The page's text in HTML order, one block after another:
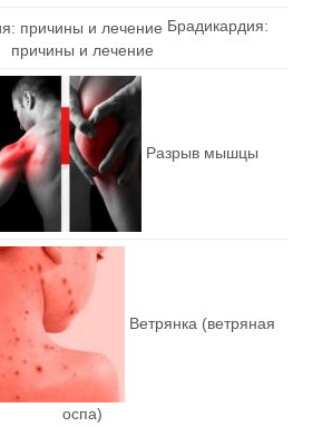
Брадикардия:
причины и лечение
Разрыв мышцы
Ветрянка (ветряная
оспа)